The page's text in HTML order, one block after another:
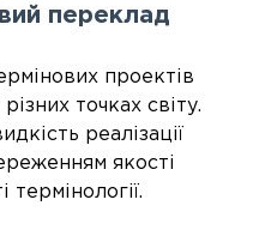
переклад
проектів
точках світу.
реалізації
якості